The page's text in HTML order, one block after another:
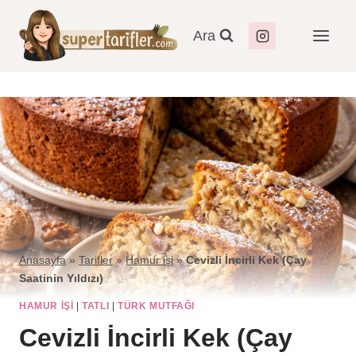
Ara
Anasayfa» Tarifler»Hamur işi»Cevizli İncirli Kek (Çay
Saatinin Yıldızı)
HAMUR IŞI |TATLI TÜRK MUTFAĞI
Cevizli İncirli Kek (Çay